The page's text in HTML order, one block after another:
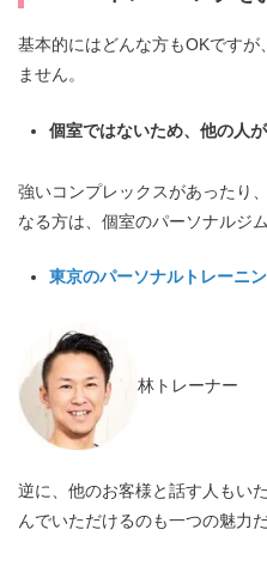
基本的にはどんな方もOKですが
ません。
個室ではないため、他の人
強いコンプレックスがあったり
なる方は、個室のパーソナルジ
東京のパーソナルトレーニ
林トレーナー
逆に、他のお客様と話す人もい
んでいただけるのも一つの魅力